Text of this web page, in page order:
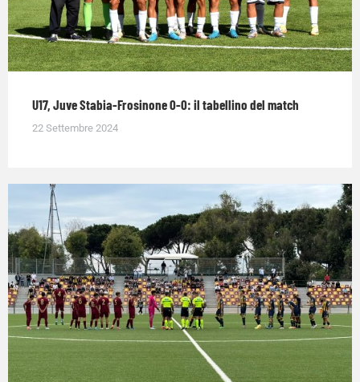
U17, Juve Stabia-Frosinone 0-0: il tabellino del match
22 Settembre 2024